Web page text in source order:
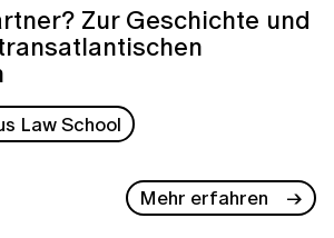
Zur Geschichte und
Law School
Mehr erfahren